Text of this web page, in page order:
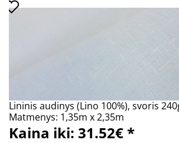
Lininis audinys (Lino 100%), svoris
Matmenys: 1,35m x 2,35m
Kaina iki: 31.52€ *